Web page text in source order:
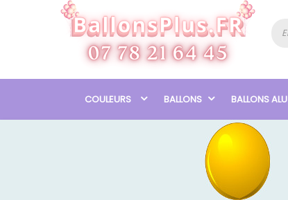
COULEURS BALLONS BALLONS ALU